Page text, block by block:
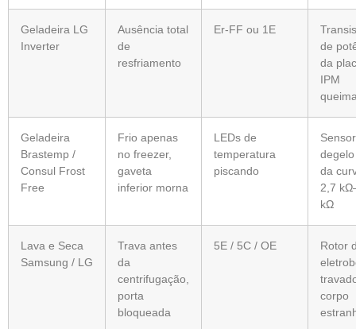
Geladeira LG
Inverter
Ausência total
de
resfriamento
Er-FF ou 1E
de
da
IPM
Geladeira
Brastemp /
Consul Frost
Free
Frio apenas
no freezer,
gaveta
inferior morna
LEDs de
temperatura
piscando
da
2,7
kΩ
Lava e Seca
Samsung / LG
Trava antes
da
centrifugação,
porta
bloqueada
5E / 5C / OE
Rotor
corpo